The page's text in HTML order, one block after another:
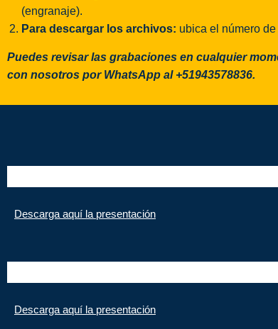
(engranaje).
Para descargar los archivos: ubica el número
Puedes revisar las grabaciones en cualquier
con nosotros por WhatsApp al +51943578836.
Descarga aquí la presentación
Descarga aquí la presentación